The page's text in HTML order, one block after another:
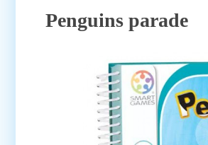
Penguins parade